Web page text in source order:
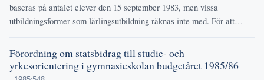
baseras på antalet elever den 15 september 1983, men vissa
utbildningsformer som lärlingsutbildning räknas inte med. För att…
Förordning om statsbidrag till studie- och
yrkesorientering i gymnasieskolan budgetåret 1985/86